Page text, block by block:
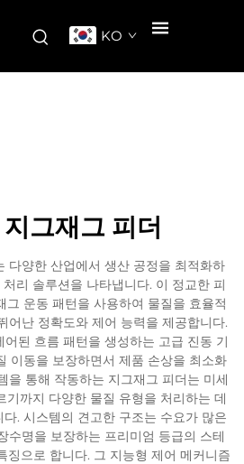
KO
그재그 피더
다양한 산업에서 생산 공정을 최적화하
리 솔루션을 나타냅니다. 이 정교한 피
그 운동 패턴을 사용하여 물질을 효율적
어난 정확도와 제어 능력을 제공합니다.
된 흐름 패턴을 생성하는 고급 진동 기
이동을 보장하면서 제품 손상을 최소화
을 통해 작동하는 지그재그 피더는 미세
기까지 다양한 물질 유형을 처리하는 데
. 시스템의 견고한 구조는 수요가 많은
수명을 보장하는 프리미엄 등급의 스테
징으로 합니다. 그 지능형 제어 메커니즘